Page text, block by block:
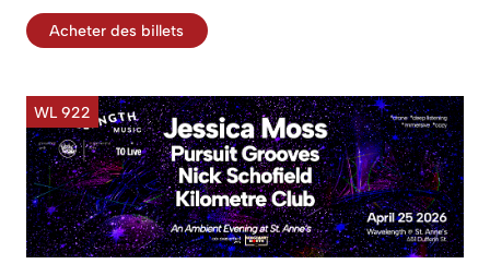
Acheter des billets
WL 922